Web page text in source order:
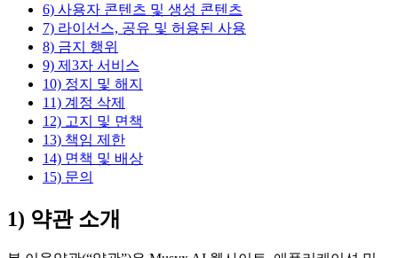
6) 사용자 콘텐츠 및 생성 콘텐츠
7) 라이선스, 공유 및 허용된 사용
8) 금지 행위
9) 제3자 서비스
10) 정지 및 해지
11) 계정 삭제
12) 고지 및 면책
13) 책임 제한
14) 면책 및 배상
15) 문의
1) 약관 소개